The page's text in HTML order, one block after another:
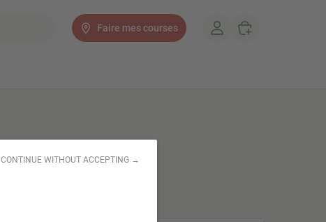
CONTINUE WITHOUT ACCEPTING →
Faire mes courses